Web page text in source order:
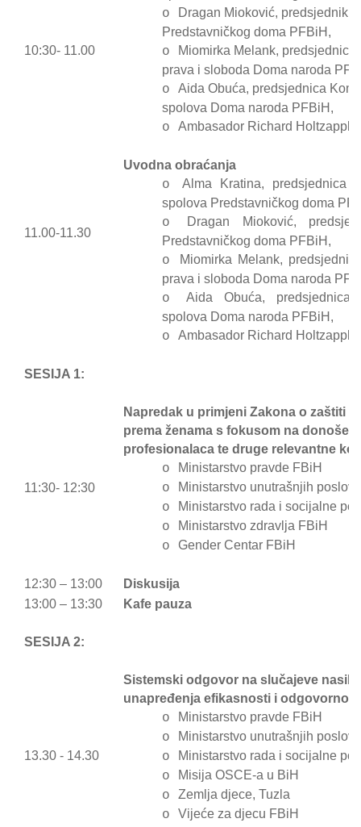
10:30- 11.00
o
Dragan Mioković, predsjednik
Predstavničkog doma PFBiH,
o
Miomirka Melank,
prava i sloboda Doma naroda
o Aida Obuća, predsjednica
spolova Doma naroda PFBiH,
o Ambasador Richard
11.00-11.30
Uvodna obraćanja
oAlma Kratina, predsjednica
spolova Predstavničkog doma
o
Dragan Mioković,
Predstavničkog doma PFBiH,
o
Miomirka Melank,
prava i sloboda Doma naroda
o Aida Obuća, predsjednica
spolova Doma naroda PFBiH,
o Ambasador Richard
SESIJA 1:
11:30- 12:30
Napredak u primjeni Zakona o zaštiti
prema ženama s fokusom na
profesionalaca te druge relevantne
o Ministarstvo pravde FBiH
o Ministarstvo unutrašnjih
o Ministarstvo rada i socijalne
o Ministarstvo zdravlja FBiH
o Gender Centar FBiH
12:30 – 13:00
Diskusija
13:00 – 13:30
Kafe pauza
SESIJA 2:
13.30 - 14.30
Sistemski odgovor na slučajeve
unapređenja efikasnosti i
o Ministarstvo pravde FBiH
o Ministarstvo unutrašnjih
o Ministarstvo rada i socijalne
o Misija OSCE-a u BiH
o Zemlja djece, Tuzla
o Vijeće za djecu FBiH